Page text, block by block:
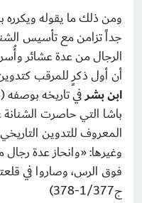
ومن ذلك ما يقوله
جداً تزامن مع تأسيس
الرجال من عدة عشائر
أن أول ذكرٍ للمرقب
ابن بشرفي تاريخه
المعروف للتدوين
وغيرها: «وانحاز عدة
فوق الرس، وصاروا في
ج1/377-378)